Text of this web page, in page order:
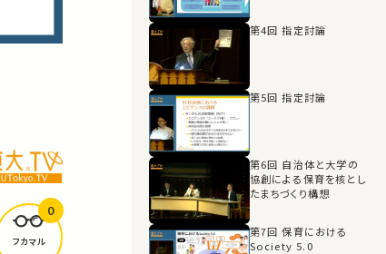
フカマル
0
第4回 指定討論
第5回 指定討論
第6回 自治体と大学の
協創による保育を核とし
たまちづくり構想
第7回 保育における
Society 5.0